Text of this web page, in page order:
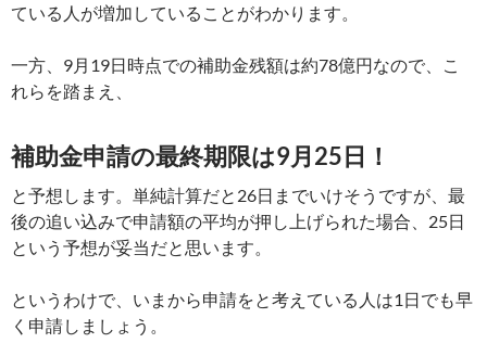
ている人が増加していることがわかります。
一方、9月19日時点での補助金残額は約78億円なので、こ
れらを踏まえ、
補助金申請の最終期限は9月25日！
と予想します。単純計算だと26日までいけそうですが、最
後の追い込みで申請額の平均が押し上げられた場合、25日
という予想が妥当だと思います。
というわけで、いまから申請をと考えている人は1日でも早
く申請しましょう。